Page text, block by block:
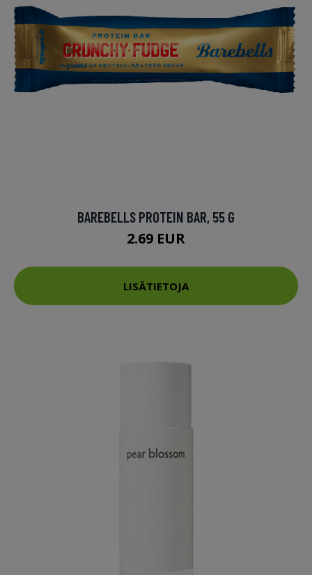
BAREBELLS PROTEIN BAR, 55 G
2.69 EUR
LISÄTIETOJA